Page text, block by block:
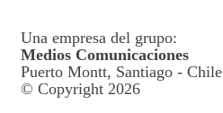
Una empresa del grupo:
Medios Comunicaciones
Puerto Montt, Santiago - Chile
© Copyright 2026